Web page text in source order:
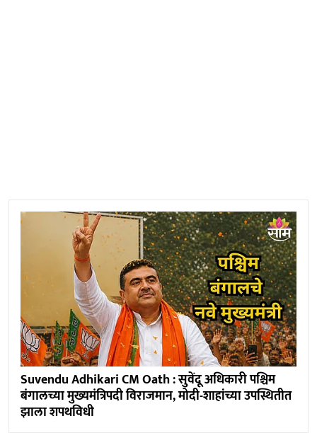
Suvendu Adhikari CM Oath : सुवेंदू अधिकारी पश्चिम
बंगालच्या मुख्यमंत्रिपदी विराजमान, मोदी-शाहांच्या उपस्थितीत
झाला शपथविधी